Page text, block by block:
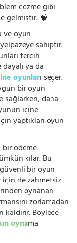
çözme gibi
gelmiştir. 🧠
ve oyun
sahiptir.
tercih
ya da
oyunları seçer.
bir oyun
sağlarken, daha
içine
yaptıkları oyun
bir ödeme
kılar. Bu
bir oyun
için de zahmetsiz
oynanan
zorlamadan
kaldırır. Böylece
oynama